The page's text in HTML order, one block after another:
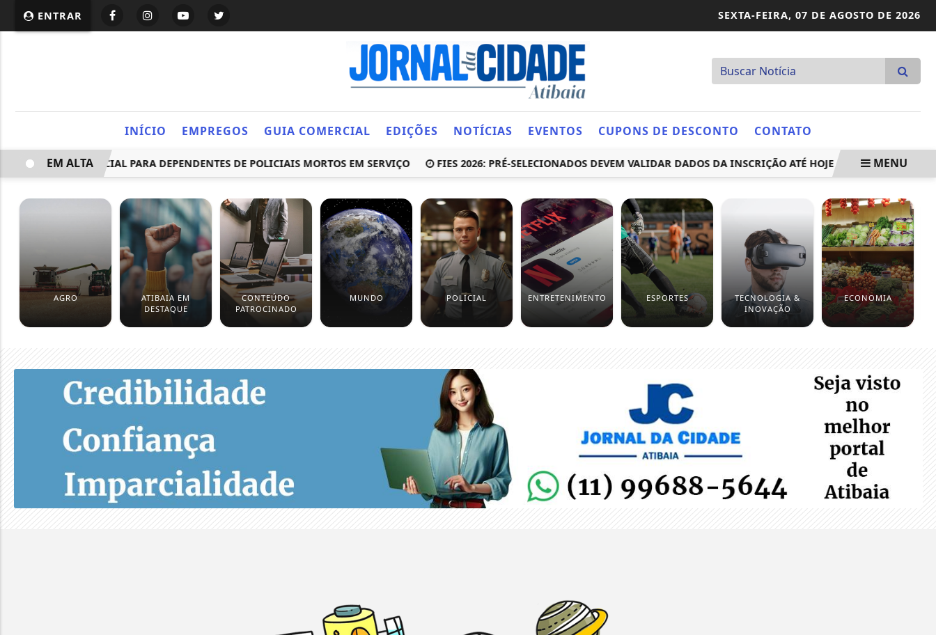
ENTRAR SEXTA-FEIRA, 07 DE AGOSTO DE 2026
INÍCIO EMPREGOS GUIA COMERCIAL EDIÇÕES NOTÍCIAS EVENTOS CUPONS DE DESCONTO CONTATO
PENSÃO ESPECIAL PARA DEPENDENTES DE POLICIAIS MORTOS EM SERVIÇO FIES 2026: PRÉ-SELECIONADOS DEVEM VALIDAR DADOS DA INSCRIÇÃO ATÉ HOJE FEDERAÇÃO
EM ALTA MENU
AGRO
ATIBAIA EM
DESTAQUE
CONTEÚDO
PATROCINADO
MUNDO POLICIAL ENTRETENIMENTO ESPORTES
TECNOLOGIA &
INOVAÇÃO
ECONOMIA